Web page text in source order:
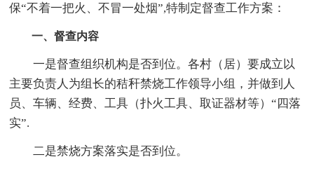
保“不着一把火、不冒一处烟”,特制定督查工作方案：
一、督查内容
一是督查组织机构是否到位。各村（居）要成立以
主要负责人为组长的秸秆禁烧工作领导小组，并做到人
员、车辆、经费、工具（扑火工具、取证器材等）“四落
实”.
二是禁烧方案落实是否到位。